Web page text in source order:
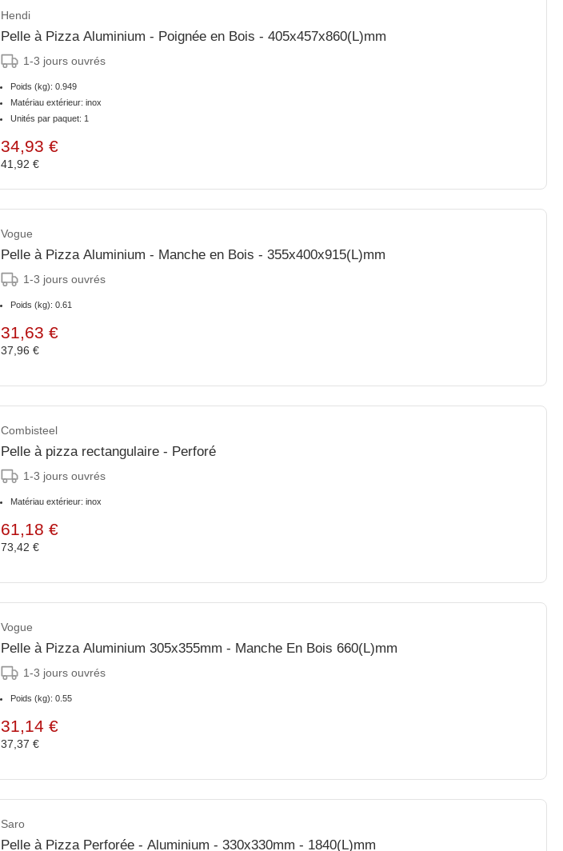
Hendi
Pelle à Pizza Aluminium - Poignée en Bois - 405x457x860(L)mm
1-3 jours ouvrés
Poids (kg): 0.949
Matériau extérieur: inox
Unités par paquet: 1
34,93 €
41,92 €
Vogue
Pelle à Pizza Aluminium - Manche en Bois - 355x400x915(L)mm
1-3 jours ouvrés
Poids (kg): 0.61
31,63 €
37,96 €
Combisteel
Pelle à pizza rectangulaire - Perforé
1-3 jours ouvrés
Matériau extérieur: inox
61,18 €
73,42 €
Vogue
Pelle à Pizza Aluminium 305x355mm - Manche En Bois 660(L)mm
1-3 jours ouvrés
Poids (kg): 0.55
31,14 €
37,37 €
Saro
Pelle à Pizza Perforée - Aluminium - 330x330mm - 1840(L)mm